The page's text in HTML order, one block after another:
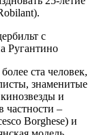
с
Ругантино
ста человек,
знаменитые
и
частности –
Borghese) и